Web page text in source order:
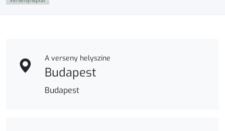
A verseny helyszíne
Budapest
Budapest